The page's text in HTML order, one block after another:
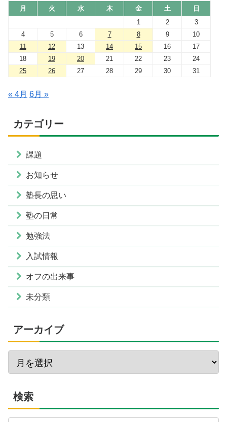
月 火 水 木 金 土
日
1
2
3
4
5 6 7 8 9
10
11
12 13 14 15 16
17
18
19 20 21 22 23
24
25
26 27 28 29 30 31
« 4月 6月 »
カテゴリー
課題
お知らせ
塾長の思い
塾の日常
勉強法
入試情報
オフの出来事
未分類
アーカイブ
検索